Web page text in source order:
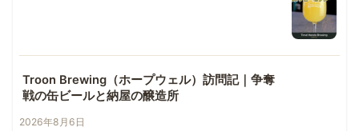
Troon Brewing（ホープウェル）訪問記｜争奪
戦の缶ビールと納屋の醸造所
2026年8月6日